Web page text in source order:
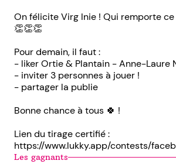
On félicite Virg Inie ! Qui remporte
👏👏👏
Pour demain, il faut :
- liker Ortie & Plantain - Anne-Laure
- inviter 3 personnes à jouer !
- partager la publie
Bonne chance à tous 🍀 !
Lien du tirage certifié :
https://www.lukky.app/contests/
Les gagnants